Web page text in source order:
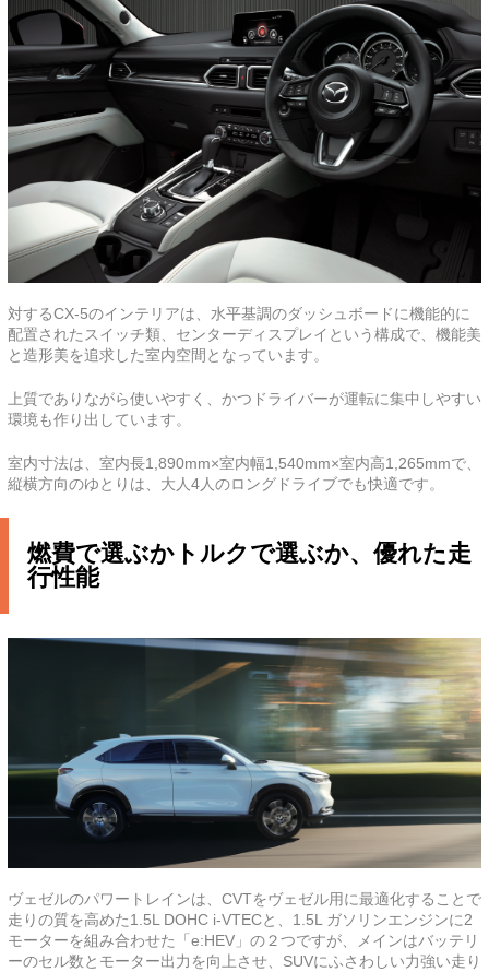
対するCX-5のインテリアは、水平基調のダッシュボードに機能的に
配置されたスイッチ類、センターディスプレイという構成で、機能美
と造形美を追求した室内空間となっています。
上質でありながら使いやすく、かつドライバーが運転に集中しやすい
環境も作り出しています。
室内寸法は、室内長1,890mm×室内幅1,540mm×室内高1,265mmで、
縦横方向のゆとりは、大人4人のロングドライブでも快適です。
燃費で選ぶかトルクで選ぶか、優れた走
行性能
ヴェゼルのパワートレインは、CVTをヴェゼル用に最適化することで
走りの質を高めた1.5L DOHC i-VTECと、1.5L ガソリンエンジンに2
モーターを組み合わせた「e:HEV」の２つですが、メインはバッテリ
ーのセル数とモーター出力を向上させ、SUVにふさわしい力強い走り